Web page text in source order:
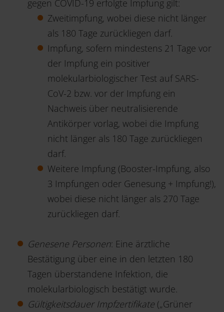
gegen COVID-19 erfolgte Impfung gilt:
Zweitimpfung, wobei diese nicht länger
als 180 Tage zurückliegen darf.
Impfung, sofern mindestens 21 Tage vor
der Impfung ein positiver
molekularbiologischer Test auf SARS-
CoV-2 bzw. vor der Impfung ein
Nachweis über neutralisierende
Antikörper vorlag, wobei die Impfung
nicht länger als 180 Tage zurückliegen
darf.
Weitere Impfung (Booster-Impfung, also
3 Impfungen oder Genesung + Impfung!),
wobei diese nicht länger als 270 Tage
zurückliegen darf.
Genesene Personen: Eine ärztliche
Bestätigung über eine in den letzten 180
Tagen überstandene Infektion, die
molekularbiologisch bestätigt wurde.
Gültigkeitsdauer Impfzertifikate („Grüner